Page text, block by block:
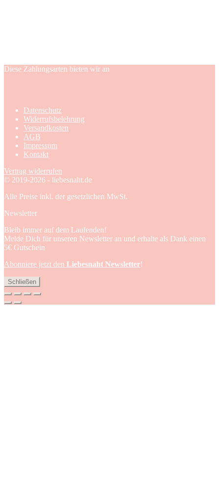
Diese Zahlungsarten bieten wir an
Datenschutz
Widerrufsbelehrung
Versandkosten
AGB
Impressum
Kontakt
Vertrag widerrufen
© 2019-2026 - liebesnaht.de
Alle Preise inkl. der gesetzlichen MwSt.
Newsletter
Bleib immer auf dem Laufenden!
Melde Dich für unseren Newsletter an und erhalte als Dank einen
5€ Gutschein
Abonniere jetzt den Liebesnaht Newsletter!
Schließen